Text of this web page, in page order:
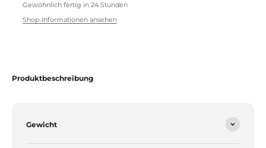
Gewöhnlich fertig in 24 Stunden
Shop-Informationen ansehen
Produktbeschreibung
Gewicht